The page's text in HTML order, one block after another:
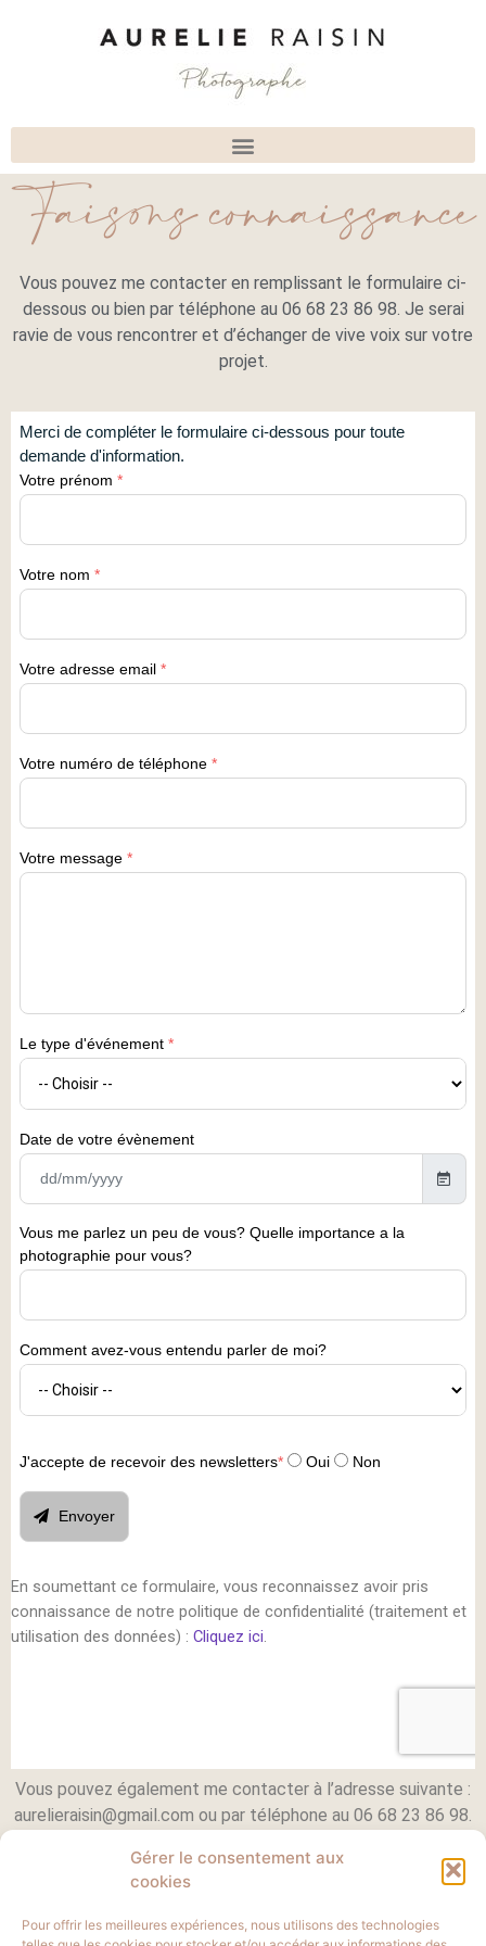
Gérer le consentement aux
cookies
Pour offrir les meilleures expériences, nous utilisons des technologies
Faisons connaissance
Vous pouvez me contacter en remplissant le formulaire ci-
dessous ou bien par téléphone au 06 68 23 86 98. Je serai
ravie de vous rencontrer et d’échanger de vive voix sur votre
projet.
Vous pouvez également me contacter à l’adresse suivante :
aurelieraisin@gmail.com ou par téléphone au 06 68 23 86 98.